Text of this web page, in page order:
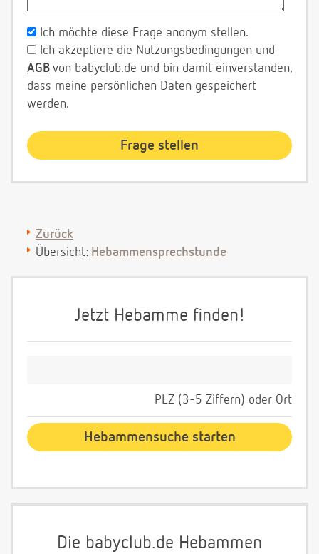
Ich möchte diese Frage anonym stellen.
Ich akzeptiere die Nutzungsbedingungen und
AGB von babyclub.de und bin damit einverstanden,
dass meine persönlichen Daten gespeichert
werden.
Zurück
Übersicht: Hebammensprechstunde
Jetzt Hebamme finden!
PLZ (3-5 Ziffern) oder Ort
Die babyclub.de Hebammen